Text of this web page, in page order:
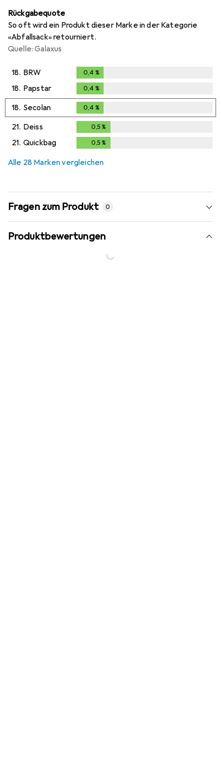
Rückgabequote
So oft wird ein Produkt dieser Marke in der Kategorie
«Abfallsack» retourniert.
Quelle: Galaxus
18. BRW 0,4 %
18. Papstar 0,4 %
18. Secolan 0,4 %
21. Deiss 0,5 %
21. Quickbag 0,5 %
Alle 28 Marken vergleichen
Fragen zum Produkt 0
Produktbewertungen